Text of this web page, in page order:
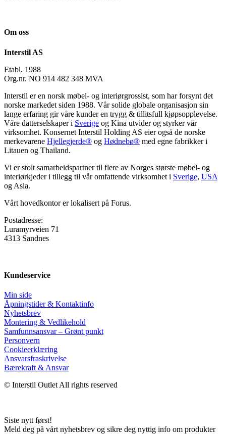
Om oss
Interstil AS
Etabl. 1988
Org.nr. NO 914 482 348 MVA
Interstil er en norsk møbel- og interiørgrossist, som har forsynt det
norske markedet siden 1988. Vår solide globale organisasjon sin
lange erfaring gir våre kunder en trygg & tillitsfull kjøpsopplevelse.
Våre datterselskaper i Sverige og Kina utvider og styrker vår
virksomhet. Konsernet Interstil Holding AS eier også de norske
merkevarene Hjellegjerde® og Hødnebø® med egne fabrikker i
Litauen og Thailand.
Vi er stolt samarbeidspartner til flere av Norges største møbel- og
interiørkjeder i tillegg til vår omfattende virksomhet i Sverige, USA
og Asia.
Vårt hovedkontor er lokalisert på Forus.
Postadresse:
Luramyrveien 71
4313 Sandnes
Kundeservice
Min side
Åpningstider & Kontaktinfo
Nyhetsbrev
Montering & Vedlikehold
Samfunnsansvar – Grønt punkt
Personvern
Cookieerklæring
Ansvars­fraskrivelse
Bærekraft & Ansvar
© Interstil Outlet All rights reserved
Siste nytt først!
Meld deg på vårt nyhetsbrev og sikre deg nyttig info om produkter